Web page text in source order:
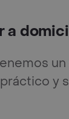
a
y